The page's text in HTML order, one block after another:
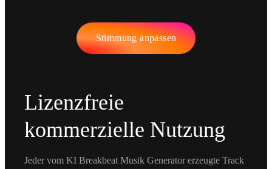
Stimmung anpassen
Lizenzfreie
kommerzielle Nutzung
Jeder vom KI Breakbeat Musik Generator erzeugte Track